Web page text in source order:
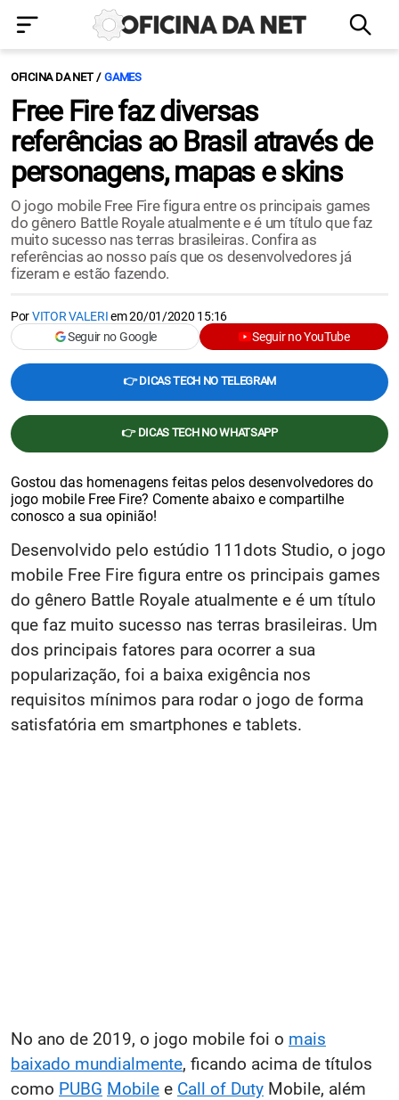
OFICINA DA NET GAMES
Free Fire faz diversas
referências ao Brasil através de
personagens, mapas e skins
O jogo mobile Free Fire figura entre os principais games
do gênero Battle Royale atualmente e é um título que faz
muito sucesso nas terras brasileiras. Confira as
referências ao nosso país que os desenvolvedores já
fizeram e estão fazendo.
PorVITOR VALERIem20/01/2020 15:16
Seguir no Google
Seguir no YouTube
👉 DICAS TECH NO TELEGRAM
👉 DICAS TECH NO WHATSAPP
Desenvolvido pelo estúdio 111dots Studio, o jogo
mobile Free Fire figura entre os principais games
do gênero Battle Royale atualmente e é um título
que faz muito sucesso nas terras brasileiras. Um
dos principais fatores para ocorrer a sua
popularização, foi a baixa exigência nos
requisitos mínimos para rodar o jogo de forma
satisfatória em smartphones e tablets.
No ano de 2019, o jogo mobile foi o mais
baixado mundialmente, ficando acima de títulos
como PUBG Mobile e Call of Duty Mobile, além
Gostou das homenagens feitas pelos desenvolvedores do
jogo mobile Free Fire? Comente abaixo e compartilhe
conosco a sua opinião!